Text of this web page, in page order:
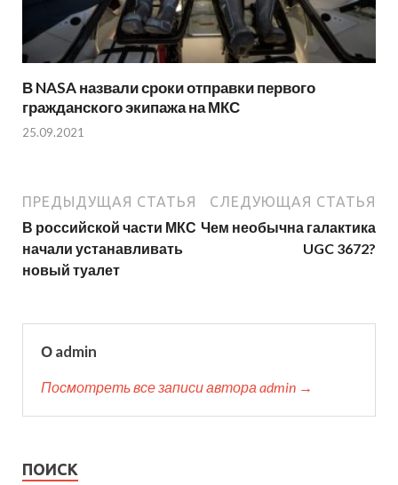
В NASA назвали сроки отправки первого
гражданского экипажа на МКС
25.09.2021
ПРЕДЫДУЩАЯ СТАТЬЯ
В российской части МКС
начали устанавливать
новый туалет
СЛЕДУЮЩАЯ СТАТЬЯ
Чем необычна галактика
UGC 3672?
О admin
Посмотреть все записи автора admin →
ПОИСК